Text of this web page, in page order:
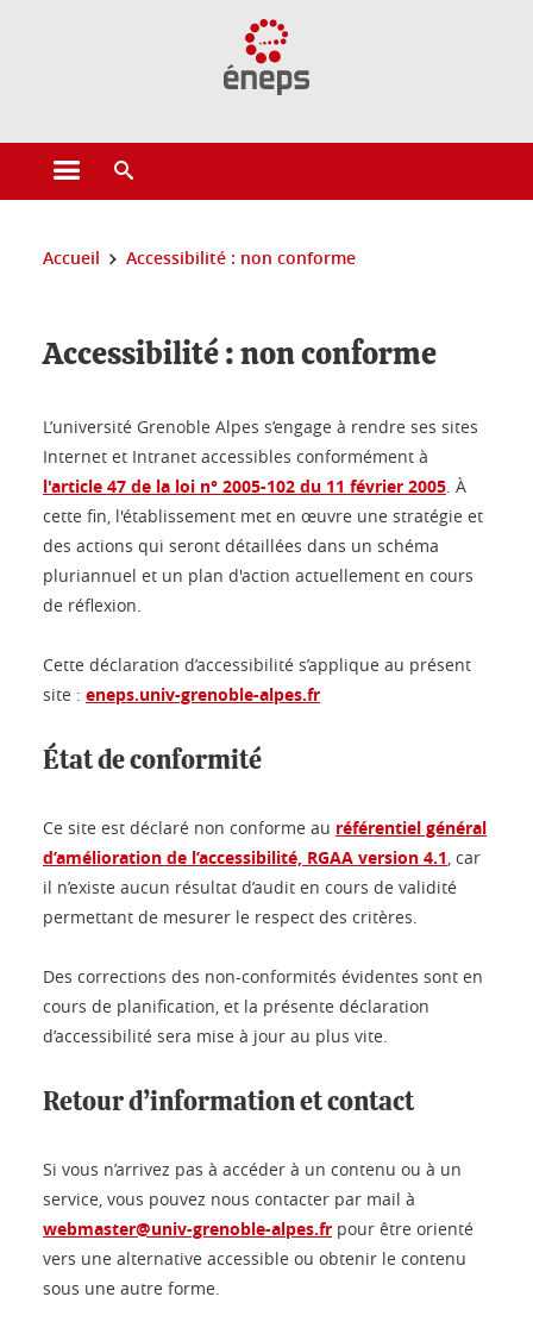
Ouvrir le menu principal
Vous êtes ici :
Accueil Accessibilité : non conforme
Accessibilité : non conforme
L’université Grenoble Alpes s’engage à rendre ses sites
Internet et Intranet accessibles conformément à
l'article 47 de la loi n° 2005-102 du 11 février 2005. À
cette fin, l'établissement met en œuvre une stratégie et
des actions qui seront détaillées dans un schéma
pluriannuel et un plan d'action actuellement en cours
de réflexion.
Cette déclaration d’accessibilité s’applique au présent
site : eneps.univ-grenoble-alpes.fr
État de conformité
Ce site est déclaré non conforme au référentiel général
d’amélioration de l’accessibilité, RGAA version 4.1, car
il n’existe aucun résultat d’audit en cours de validité
permettant de mesurer le respect des critères.
Des corrections des non-conformités évidentes sont en
cours de planification, et la présente déclaration
d’accessibilité sera mise à jour au plus vite.
Retour d’information et contact
Si vous n’arrivez pas à accéder à un contenu ou à un
service, vous pouvez nous contacter par mail à
webmaster@univ-grenoble-alpes.fr pour être orienté
vers une alternative accessible ou obtenir le contenu
sous une autre forme.